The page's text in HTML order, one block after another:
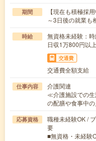
期間
【現在も積極採
～3日後の就業も
時給
無資格未経験：
日収1万800円以上
交通費
交通費全額支給
仕事内容
介護関連
≪介護施設での
の配膳や食事中
応募資格
職種未経験OK /
要
■無資格・未経験